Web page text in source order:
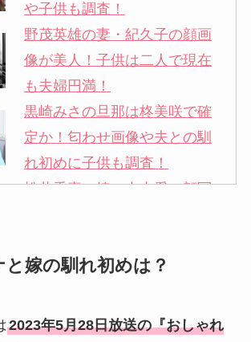
や子供も調査！
野茂英雄の妻・紀久子の顔画
像が美人！子供は二人で現在
も夫婦円満！
黒崎みさの旦那は柊美咲で確
定か！匂わせ画像や夫との馴
れ初めに子供も調査！
松井秀喜の嫁・中山愛の顔写
申真衣の旦那・工藤けんの現
子供も調査！
嫁の馴れ初めは？
2023年5月28日放送の『おしゃれ